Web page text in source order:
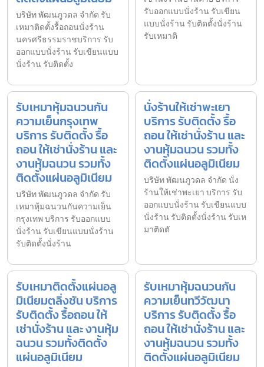
บริษัท พัฒนภูวดล จำกัด รับ
เหมาติดตั้งรื้อถอนนั่งร้าน
นครศรีธรรมราชบริการ รับ
ออกแบบนั่งร้าน รับเขียนแบบ
นั่งร้าน รับติดตั้ง
รับออกแบบนั่งร้าน รับเขียน
แบบนั่งร้าน รับติดตั้งนั่งร้าน
รับเหมาติ
รับเหมาหุ้มฉนวนกัน
ความเย็นกรุงเทพ
บริการ รับติดตั้ง รื้อ
ถอน ให้เช่านั่งร้าน และ
งานหุ้มฉนวน รวมทั้ง
ติดตั้งแผ่นอลูมิเนียม
บริษัท พัฒนภูวดล จำกัด รับ
เหมาหุ้มฉนวนกันความเย็น
กรุงเทพ บริการ รับออกแบบ
นั่งร้าน รับเขียนแบบนั่งร้าน
รับติดตั้งนั่งร้าน
นั่งร้านให้เช่าพะเยา
บริการ รับติดตั้ง รื้อ
ถอน ให้เช่านั่งร้าน และ
งานหุ้มฉนวน รวมทั้ง
ติดตั้งแผ่นอลูมิเนียม
บริษัท พัฒนภูวดล จำกัด นั่ง
ร้านให้เช่าพะเยา บริการ รับ
ออกแบบนั่งร้าน รับเขียนแบบ
นั่งร้าน รับติดตั้งนั่งร้าน รับเห
มาติดตั
รับเหมาติดตั้งแผ่นอลู
มิเนียมตลิ่งชัน บริการ
รับติดตั้ง รื้อถอน ให้
เช่านั่งร้าน และ งานหุ้ม
ฉนวน รวมทั้งติดตั้ง
แผ่นอลูมิเนียม
รับเหมาหุ้มฉนวนกัน
ความเย็นทวีวัฒนา
บริการ รับติดตั้ง รื้อ
ถอน ให้เช่านั่งร้าน และ
งานหุ้มฉนวน รวมทั้ง
ติดตั้งแผ่นอลูมิเนียม